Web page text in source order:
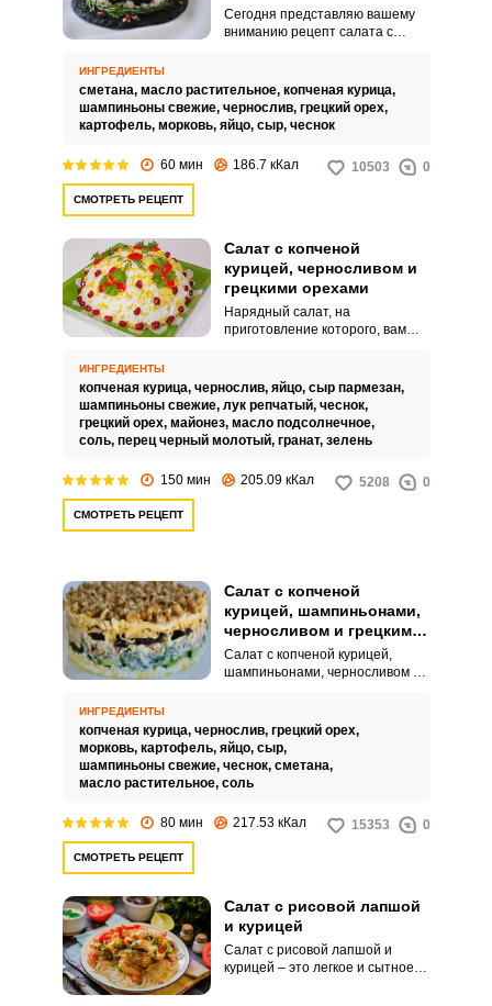
Сегодня представляю вашему
вниманию рецепт салата с
добавить, как маринованные
шампиньоны, так и свежие,
предварительно обжарив их на
ИНГРЕДИЕНТЫ
сметана, масло растительное, копченая курица,
шампиньоны свежие, чернослив, грецкий орех,
картофель, морковь, яйцо, сыр, чеснок
60 мин 186.7 кКал 10503 0
СМОТРЕТЬ РЕЦЕПТ
Салат с копченой
курицей, черносливом и
грецкими орехами
Нарядный салат, на
приготовление которого, вам
такого необычного состава и
красивого вида он точно
понравится гурманам и эстетам.
ИНГРЕДИЕНТЫ
копченая курица, чернослив, яйцо, сыр пармезан,
шампиньоны свежие, лук репчатый, чеснок,
грецкий орех, майонез, масло подсолнечное,
соль, перец черный молотый, гранат, зелень
150 мин 205.09 кКал 5208 0
СМОТРЕТЬ РЕЦЕПТ
Салат с копченой
курицей, шампиньонами,
черносливом и грецким
орехом
Салат с копченой курицей,
шампиньонами, черносливом и
невероятным вкусовым
сочетанием. Копченая курицы,
шампиньоны и чернослив
прекрасно друг друга
заправка сделает его еще
аппетитнее!
ИНГРЕДИЕНТЫ
копченая курица, чернослив, грецкий орех,
морковь, картофель, яйцо, сыр,
шампиньоны свежие, чеснок, сметана,
масло растительное, соль
80 мин 217.53 кКал 15353 0
СМОТРЕТЬ РЕЦЕПТ
Салат с рисовой лапшой
и курицей
Салат с рисовой лапшой и
курицей – это легкое и сытное
ВХОД НА САЙТ РЕГИСТРАЦИЯ
Войдите
с помощью социальных сетей:
или